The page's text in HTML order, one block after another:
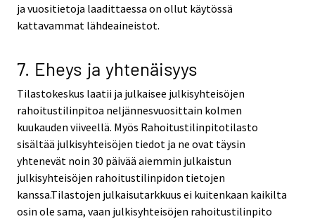
ja vuositietoja laadittaessa on ollut käytössä
kattavammat lähdeaineistot.
7. Eheys ja yhtenäisyys
Tilastokeskus laatii ja julkaisee julkisyhteisöjen
rahoitustilinpitoa neljännesvuosittain kolmen
kuukauden viiveellä. Myös Rahoitustilinpitotilasto
sisältää julkisyhteisöjen tiedot ja ne ovat täysin
yhtenevät noin 30 päivää aiemmin julkaistun
julkisyhteisöjen rahoitustilinpidon tietojen
kanssa.Tilastojen julkaisutarkkuus ei kuitenkaan kaikilta
osin ole sama, vaan julkisyhteisöjen rahoitustilinpito